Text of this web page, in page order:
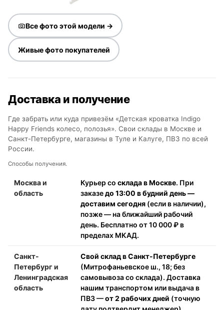
Все фото этой модели →
Живые фото покупателей
Доставка и получение
Где забрать или куда привезём «Детская кроватка Indigo
Happy Friends колесо, полозья». Свои склады в Москве и
Санкт-Петербурге, магазины в Туле и Калуге, ПВЗ по всей
России.
Способы получения.
Москва и
область
Курьер со склада в Москве. При
заказедо 13:00 в будний день —
доставим сегодня (если в наличии),
позже — на ближайший рабочий
день. Бесплатно от 10 000 ₽ в
пределах МКАД.
Санкт-
Петербург и
Ленинградская
область
Свой склад в Санкт-Петербурге
(Митрофаньевское ш., 18; без
самовывоза со склада). Доставка
нашим транспортом или выдача в
ПВЗ —от 2 рабочих дней (точную